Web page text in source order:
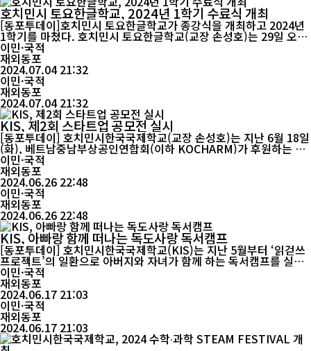
호치민시 토요한글학교, 2024년 1학기 수료식 개최
[동포투데이]호치민시 토요한글학교가 종강식을 개최하고 2024년
1학기를 마쳤다. 호치민시 토요한글학교(교장 손성호)는 29일 오전
10시 20분부터 호치민시 7군 호치민시한국국제학교 신관 5층 가온
홀에서 수료식을 개최했다. 이번 수료식에는 22일 종강한 교민문화
강좌 수강생을 제외한 유치부, 초등부, 중등부의 재외동포 학생 380
이민·국적
재외동포
2024.07.04 21:32
이민·국적
재외동포
2024.07.04 21:32
KIS, 제2회 스타트업 공모전 실시
[동포투데이] 호치민시한국국제학교(교장 손성호)는 지난 6월 18일
(화), 베트남중남부상공인연합회(이하 KOCHARM)가 후원하는 제
2회 스타트업 2차 본선을 끝으로 8주간 이어진 긴 여정을 성황리에
마무리했다. 지난 4월 25일부터 모집을 시작한 이번 공모전은 교사
심사위원으로 구성된 1차 본선과 실제 회사를 경영하는 기업가들이
심사위원으로 참가하는 2차 본선에 이르기까지 학생과 교사 모두가
정성과 열정으로 함께...
이민·국적
재외동포
2024.06.26 22:48
이민·국적
재외동포
2024.06.26 22:48
KIS, 아빠랑 함께 떠나는 독도사랑 독서캠프
[동포투데이] 호치민시한국국제학교(KIS)는 지난 5월부터 ‘읽걷쓰
프로젝트’의 일환으로 아버지와 자녀가 함께 하는 독서캠프를 실시
하였다. 이는 아버지의 자녀양육 및 교육 참여가 높을수록 아이의 학
업성취도뿐만 아니라 사회성, 인성, 성취욕구 등에서 긍정적인 효과
가 나타나고, 특히 자녀의 자아존중감과 정서발달에 있어 아버지 참
여가 매우 중요한 영향을 끼친다는 연구 결과를 토대...
이민·국적
재외동포
2024.06.17 21:03
이민·국적
재외동포
2024.06.17 21:03